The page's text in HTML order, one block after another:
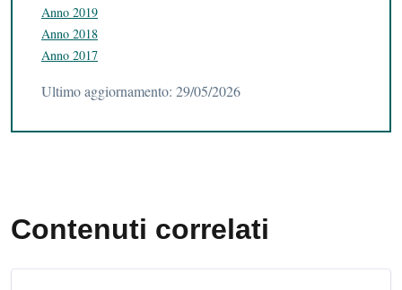
Anno 2019
Anno 2018
Anno 2017
Ultimo aggiornamento: 29/05/2026
Contenuti correlati